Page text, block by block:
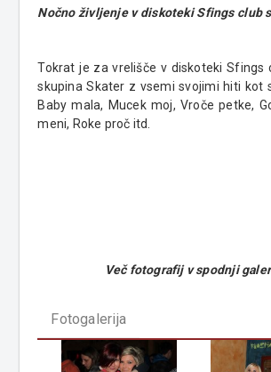
Nočno življenje v diskoteki Sfings club
Tokrat je za vrelišče v diskoteki Sfings
skupina Skater z vsemi svojimi hiti kot
Baby mala, Mucek moj, Vroče petke,
meni, Roke proč itd.
Več fotografij v spodnji
Fotogalerija